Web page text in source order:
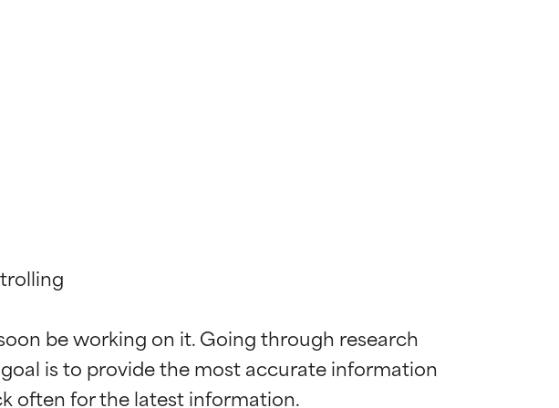
be working on it. Going through research
is to provide the most accurate information